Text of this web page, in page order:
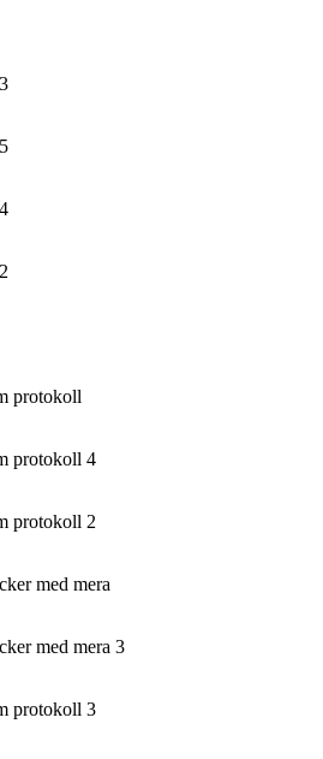
protokoll
protokoll 4
protokoll 2
med mera
med mera 3
protokoll 3